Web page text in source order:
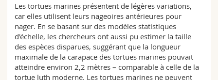
Les tortues marines présentent de légères variations,
car elles utilisent leurs nageoires antérieures pour
nager. En se basant sur des modèles statistiques
d'échelle, les chercheurs ont aussi pu estimer la taille
des espèces disparues, suggérant que la longueur
maximale de la carapace des tortues marines pouvait
atteindre environ 2,2 mètres – comparable à celle de la
tortue luth moderne. Les tortues marines ne peuvent